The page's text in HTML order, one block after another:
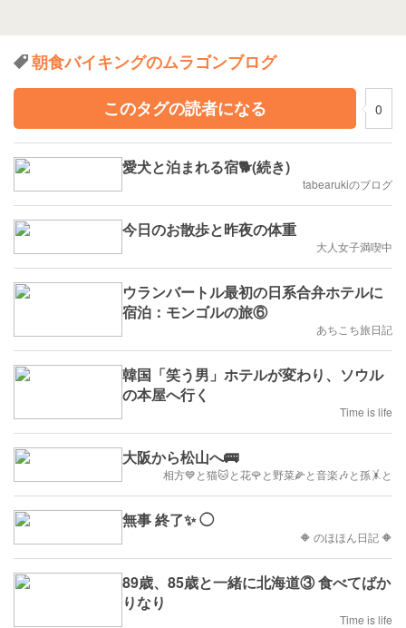
朝食バイキングのムラゴンブログ
このタグの読者になる
0
愛犬と泊まれる宿🐕(続き)
tabearukiのブログ
今日のお散歩と昨夜の体重
大人女子満喫中
ウランバートル最初の日系合弁ホテルに
宿泊：モンゴルの旅⑥
あちこち旅日記
韓国「笑う男」ホテルが変わり、ソウル
の本屋へ行く
Time is life
大阪から松山へ🚌
相方💙と猫🐱と花🌹と野菜🌽と音楽🎶と孫🤸と
無事 終了✨ ◯
🔶 のほほん日記 🔶
89歳、85歳と一緒に北海道③ 食べてばか
りなり
Time is life